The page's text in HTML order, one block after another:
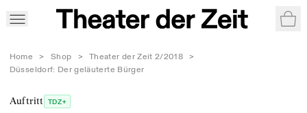
Home > Shop > Theater der Zeit 2/2018
>
Düsseldorf: Der geläuterte Bürger
Auftritt TDZ+